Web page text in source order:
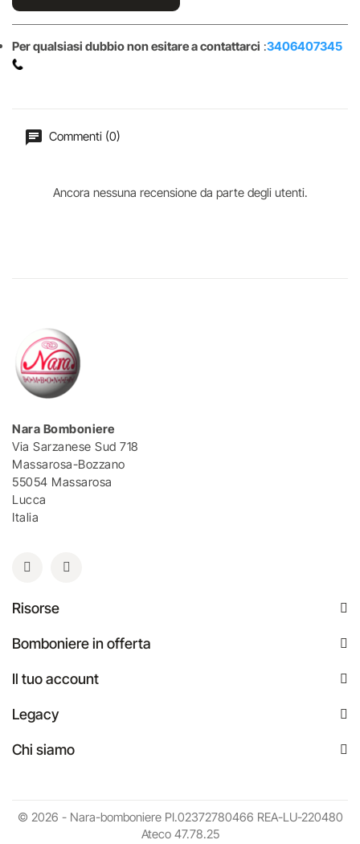
Per qualsiasi dubbio non esitare a contattarci :3406407345
Commenti (0)
Ancora nessuna recensione da parte degli utenti.
Nara Bomboniere
Via Sarzanese Sud 718
Massarosa-Bozzano
55054 Massarosa
Lucca
Italia
Risorse
Bomboniere in offerta
Il tuo account
Legacy
Chi siamo
© 2026 - Nara-bomboniere PI.02372780466 REA-LU-220480
Ateco 47.78.25